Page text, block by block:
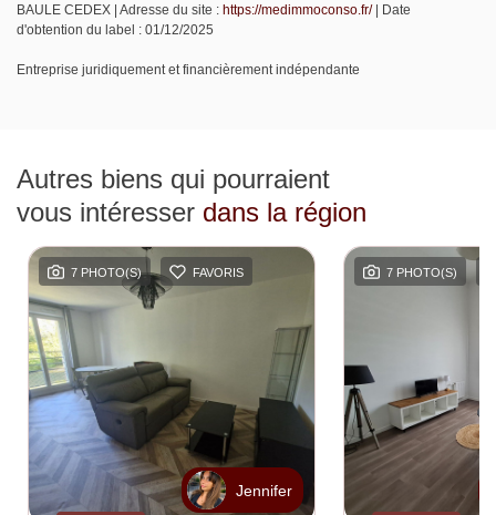
BAULE CEDEX | Adresse du site : https://medimmoconso.fr/| Date
d'obtention du label : 01/12/2025
Entreprise juridiquement et financièrement indépendante
Autres biens qui pourraient
vous intéresser dans la région
7 PHOTO(S) FAVORIS
Jennifer
7 PHOTO(S)